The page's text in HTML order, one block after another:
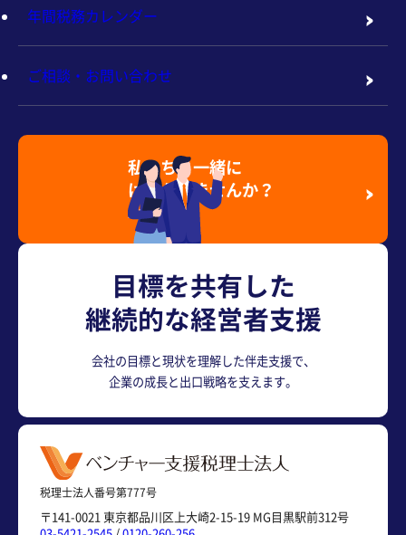
目標を共有した
継続的な経営者支援
会社の目標と現状を理解した伴走支援で、
企業の成長と出口戦略を支えます。
税理士法人番号第777号
〒141-0021 東京都品川区上大崎2-15-19 MG目黒駅前312号
年間税務カレンダー
ご相談・お問い合わせ
私たちと一緒に
はたらきませんか？
採用情報を見る